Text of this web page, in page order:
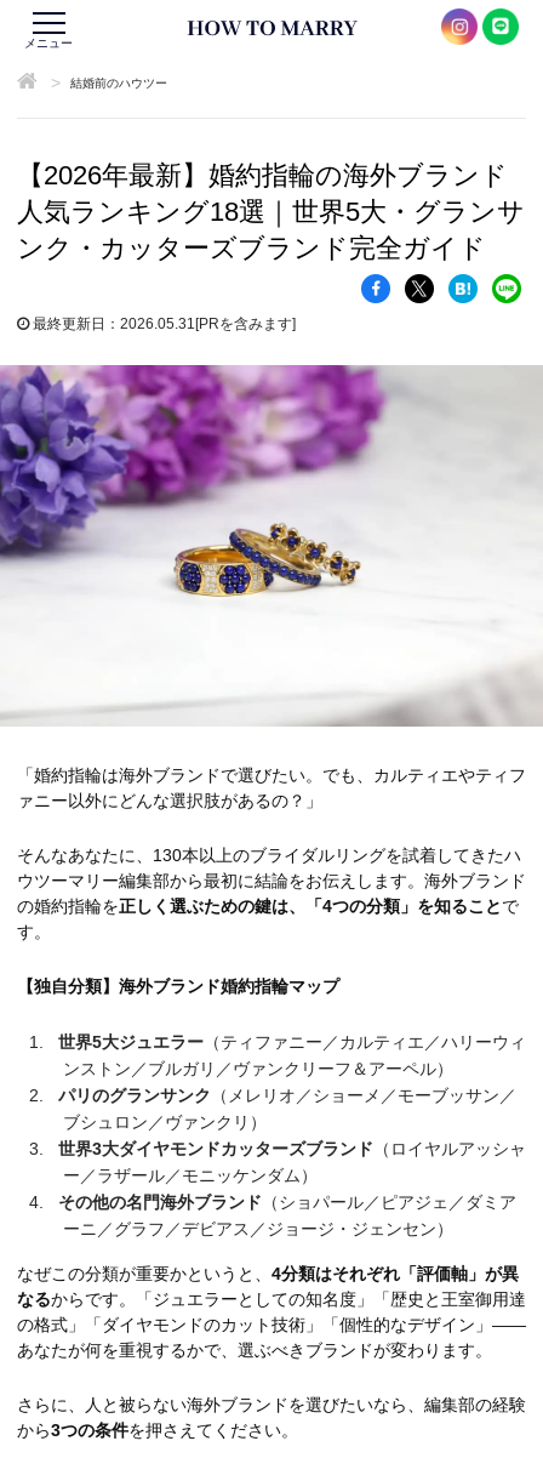
メニュー
> 結婚前のハウツー
【2026年最新】婚約指輪の海外ブランド
人気ランキング18選｜世界5大・グランサ
ンク・カッターズブランド完全ガイド
最終更新日：2026.05.31 [PRを含みます]
「婚約指輪は海外ブランドで選びたい。でも、カルティエやティフ
ァニー以外にどんな選択肢があるの？」
そんなあなたに、130本以上のブライダルリングを試着してきたハ
ウツーマリー編集部から最初に結論をお伝えします。海外ブランド
の婚約指輪を正しく選ぶための鍵は、「4つの分類」を知ることで
す。
【独自分類】海外ブランド婚約指輪マップ
世界5大ジュエラー （ティファニー／カルティエ／ハリーウィ
ンストン／ブルガリ／ヴァンクリーフ＆アーペル）
パリのグランサンク
（メレリオ／ショーメ／モーブッサン／
ブシュロン／ヴァンクリ）
世界3大ダイヤモンドカッターズブランド （ロイヤルアッシャ
ー／ラザール／モニッケンダム）
その他の名門海外ブランド （ショパール／ピアジェ／ダミア
ーニ／グラフ／デビアス／ジョージ・ジェンセン）
なぜこの分類が重要かというと、 4分類はそれぞれ「評価軸」が異
なるからです。「ジュエラーとしての知名度」「歴史と王室御用達
の格式」「ダイヤモンドのカット技術」「個性的なデザイン」——
あなたが何を重視するかで、選ぶべきブランドが変わります。
さらに、人と被らない海外ブランドを選びたいなら、編集部の経験
から3つの条件を押さえてください。